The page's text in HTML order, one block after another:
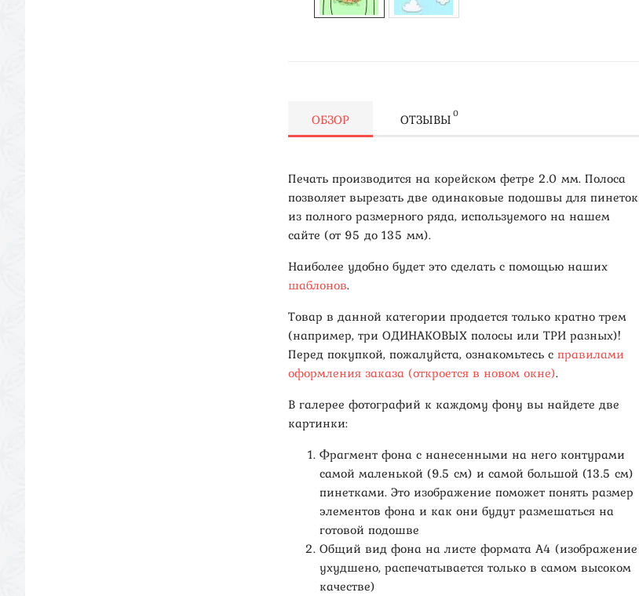
ОБЗОР ОТЗЫВЫ0
Печать производится на корейском фетре 2.0 мм. Полоса
позволяет вырезать две одинаковые подошвы для пинеток
из полного размерного ряда, используемого на нашем
сайте (от 95 до 135 мм).
Наиболее удобно будет это сделать с помощью наших
шаблонов.
Товар в данной категории продается только кратно трем
(например, три ОДИНАКОВЫХ полосы или ТРИ разных)!
Перед покупкой, пожалуйста, ознакомьтесь с правилами
оформления заказа (откроется в новом окне).
В галерее фотографий к каждому фону вы найдете две
картинки:
Фрагмент фона с нанесенными на него контурами
самой маленькой (9.5 см) и самой большой (13.5 см)
пинетками. Это изображение поможет понять размер
элементов фона и как они будут размешаться на
готовой подошве
Общий вид фона на листе формата А4 (изображение
ухудшено, распечатывается только в самом высоком
качестве)